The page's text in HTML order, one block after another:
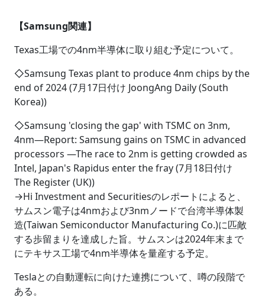
【Samsung関連】
Texas工場での4nm半導体に取り組む予定について。
◇Samsung Texas plant to produce 4nm chips by the
end of 2024 (7月17日付け JoongAng Daily (South
Korea))
◇Samsung 'closing the gap' with TSMC on 3nm,
4nm―Report: Samsung gains on TSMC in advanced
processors ―The race to 2nm is getting crowded as
Intel, Japan's Rapidus enter the fray (7月18日付け
The Register (UK))
→Hi Investment and Securitiesのレポートによると、
サムスン電子は4nmおよび3nmノードで台湾半導体製
造(Taiwan Semiconductor Manufacturing Co.)に匹敵
する歩留まりを達成した旨。サムスンは2024年末まで
にテキサス工場で4nm半導体を量産する予定。
Teslaとの自動運転に向けた連携について、噂の段階で
ある。